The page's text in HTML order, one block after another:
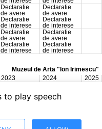
Declaratie
de avere
Declaratie
de interese
Declaratie
de avere
Declaratie
de interese
Declaratie
de avere
Declaratie
de interese
Declaratie
de avere
Declaratie
de interese
Muzeul de Arta "Ion Irimescu"
2023 2024
2025
Informatica / mass-media
play speech